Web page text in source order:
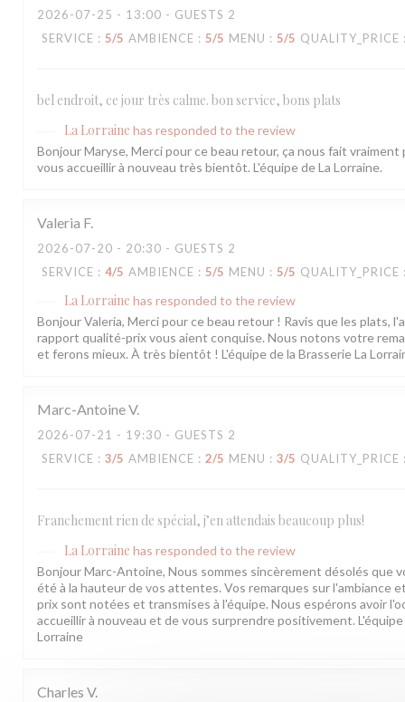
2026-07-25 - 13:00 - GUESTS 2
SERVICE : 5/5 AMBIENCE : 5/5 MENU : 5/5 QUALITY_PRICE
bel endroit, ce jour très calme. bon service, bons plats
La Lorraine has responded to the review
Bonjour Maryse, Merci pour ce beau retour, ça nous fait vraiment
vous accueillir à nouveau très bientôt. L'équipe de La Lorraine.
Valeria F
2026-07-20 - 20:30 - GUESTS 2
SERVICE : 4/5 AMBIENCE : 5/5 MENU : 5/5 QUALITY_PRICE
La Lorraine has responded to the review
Bonjour Valeria, Merci pour ce beau retour ! Ravis que les plats,
rapport qualité-prix vous aient conquise. Nous notons votre
et ferons mieux. À très bientôt ! L'équipe de la Brasserie La
Marc-AntoineV
2026-07-21 - 19:30 - GUESTS 2
SERVICE : 3/5 AMBIENCE : 2/5 MENU : 3/5 QUALITY_PRICE
Franchement rien de spécial, j’en attendais beaucoup plus!
La Lorraine has responded to the review
Bonjour Marc-Antoine, Nous sommes sincèrement désolés que
été à la hauteur de vos attentes. Vos remarques sur l'ambiance
prix sont notées et transmises à l'équipe. Nous espérons avoir
accueillir à nouveau et de vous surprendre positivement. L'équipe
Lorraine
Charles V